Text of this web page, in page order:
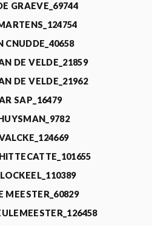
GRAEVE_69744
CNUDDE_40658
DE VELDE_21859
DE VELDE_21962
SAP_16479
MEESTER_60829